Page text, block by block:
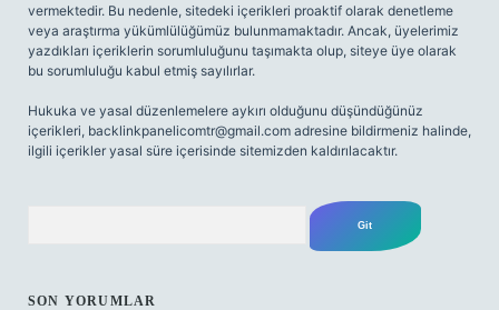
vermektedir. Bu nedenle, sitedeki içerikleri proaktif olarak denetleme
veya araştırma yükümlülüğümüz bulunmamaktadır. Ancak, üyelerimiz
yazdıkları içeriklerin sorumluluğunu taşımakta olup, siteye üye olarak
bu sorumluluğu kabul etmiş sayılırlar.
Hukuka ve yasal düzenlemelere aykırı olduğunu düşündüğünüz
içerikleri, backlinkpanelicomtr@gmail.com adresine bildirmeniz halinde,
ilgili içerikler yasal süre içerisinde sitemizden kaldırılacaktır.
SON YORUMLAR